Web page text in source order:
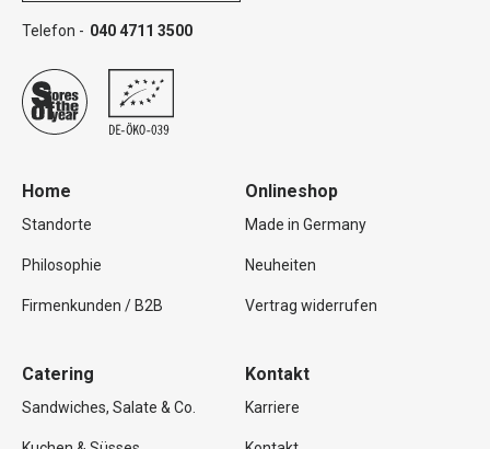
Telefon - 040 4711 3500
Home
Standorte
Philosophie
Firmenkunden / B2B
Onlineshop
Made in Germany
Neuheiten
Vertrag widerrufen
Catering
Sandwiches, Salate & Co.
Kontakt
Karriere